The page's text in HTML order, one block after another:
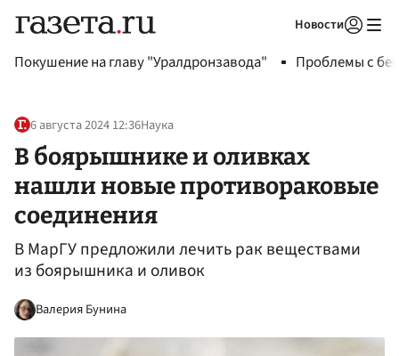
Новости
Покушение на главу "Уралдронзавода" Проблемы с
6 августа 2024 12:36Наука
В боярышнике и оливках
нашли новые противораковые
соединения
В МарГУ предложили лечить рак веществами
из боярышника и оливок
Валерия Бунина